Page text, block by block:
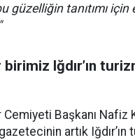
güzelliğin tanıtımı için
Iğdır’ın
Cemiyeti Başkanı Nafiz
artık Iğdır’ın